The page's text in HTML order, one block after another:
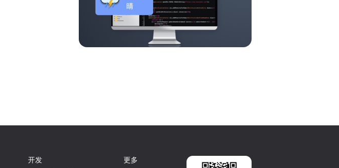
开发
更多